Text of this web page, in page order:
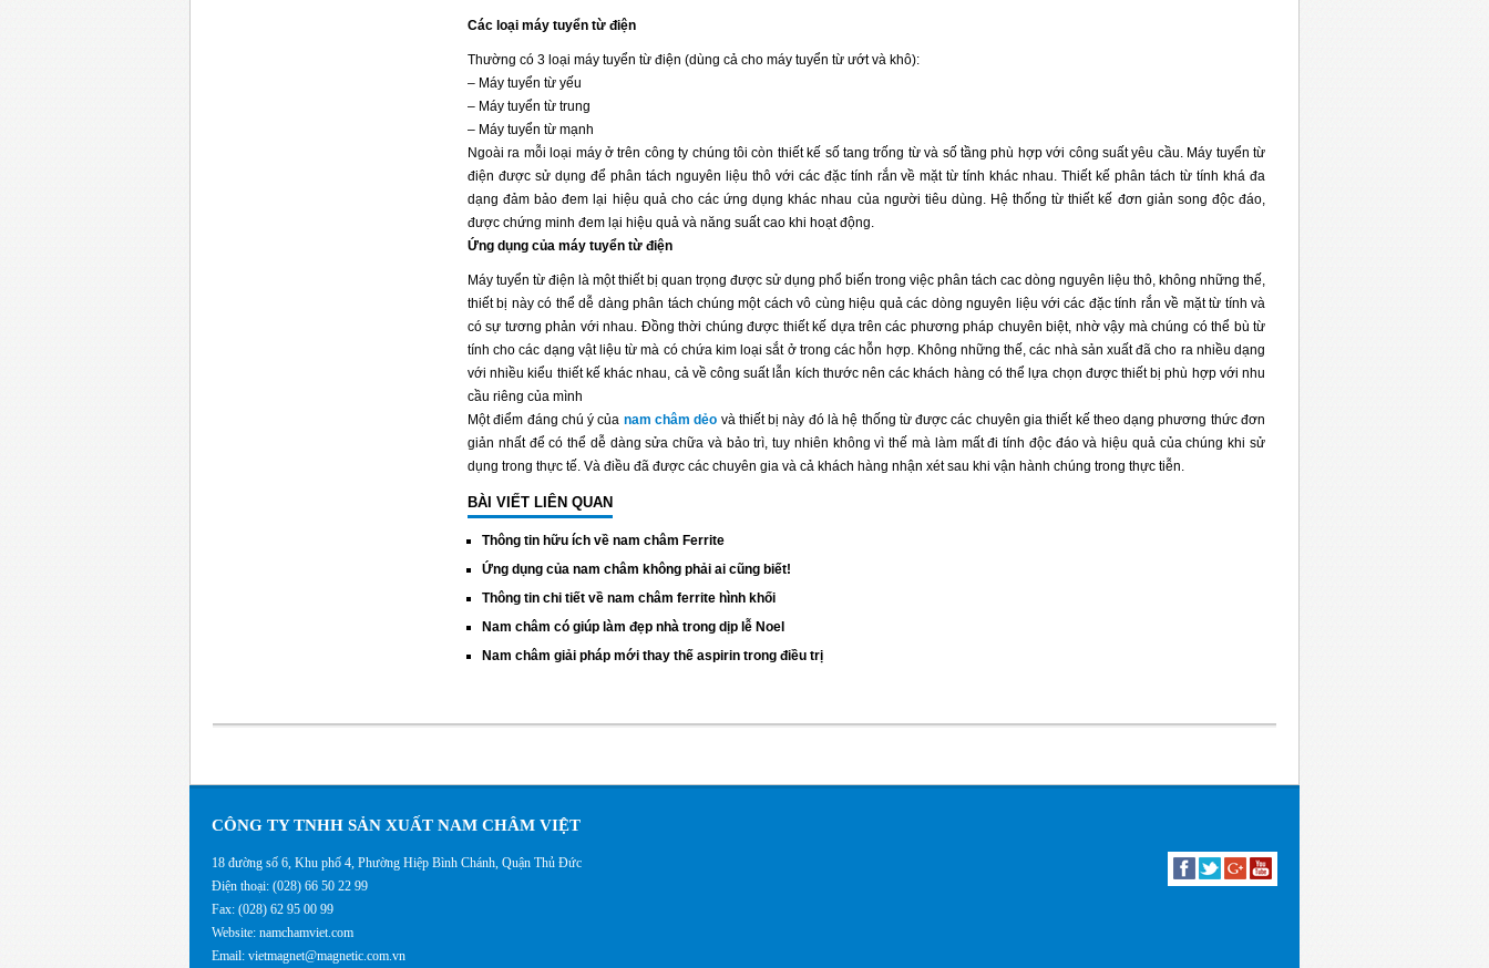
Các loại máy tuyển từ điện
Thường có 3 loại máy tuyển từ điện (dùng cả cho máy tuyển từ ướt và khô):
– Máy tuyển từ yếu
– Máy tuyển từ trung
– Máy tuyển từ mạnh
Ngoài ra mỗi loại máy ở trên công ty chúng tôi còn thiết kế số tang trống từ và số tầng phù hợp với công suất yêu cầu. Máy tuyển từ
điện được sử dụng để phân tách nguyên liệu thô với các đặc tính rắn về mặt từ tính khác nhau. Thiết kế phân tách từ tính khá đa
dạng đảm bảo đem lại hiệu quả cho các ứng dụng khác nhau của người tiêu dùng. Hệ thống từ thiết kế đơn giản song độc đáo,
được chứng minh đem lại hiệu quả và năng suất cao khi hoạt động.
Ứng dụng của máy tuyển từ điện
Máy tuyển từ điện là một thiết bị quan trọng được sử dụng phổ biến trong việc phân tách cac dòng nguyên liệu thô, không những thế,
thiết bị này có thể dễ dàng phân tách chúng một cách vô cùng hiệu quả các dòng nguyên liệu với các đặc tính rắn về mặt từ tính và
có sự tương phản với nhau. Đồng thời chúng được thiết kế dựa trên các phương pháp chuyên biệt, nhờ vậy mà chúng có thể bù từ
tính cho các dạng vật liệu từ mà có chứa kim loại sắt ở trong các hỗn hợp. Không những thế, các nhà sản xuất đã cho ra nhiều dạng
với nhiều kiểu thiết kế khác nhau, cả về công suất lẫn kích thước nên các khách hàng có thể lựa chọn được thiết bị phù hợp với nhu
cầu riêng của mình
Một điểm đáng chú ý của nam châm dẻo và thiết bị này đó là hệ thống từ được các chuyên gia thiết kế theo dạng phương thức đơn
giản nhất để có thể dễ dàng sửa chữa và bảo trì, tuy nhiên không vì thế mà làm mất đi tính độc đáo và hiệu quả của chúng khi sử
dụng trong thực tế. Và điều đã được các chuyên gia và cả khách hàng nhận xét sau khi vận hành chúng trong thực tiễn.
BÀI VIẾT LIÊN QUAN
Thông tin hữu ích về nam châm Ferrite
Ứng dụng của nam châm không phải ai cũng biết!
Thông tin chi tiết về nam châm ferrite hình khối
Nam châm có giúp làm đẹp nhà trong dịp lễ Noel
Nam châm giải pháp mới thay thế aspirin trong điều trị
CÔNG TY TNHH SẢN XUẤT NAM CHÂM VIỆT
18 đường số 6, Khu phố 4, Phường Hiệp Bình Chánh, Quận Thủ Đức
Điện thoại: (028) 66 50 22 99
Fax: (028) 62 95 00 99
Website: namchamviet.com
Email: vietmagnet@magnetic.com.vn